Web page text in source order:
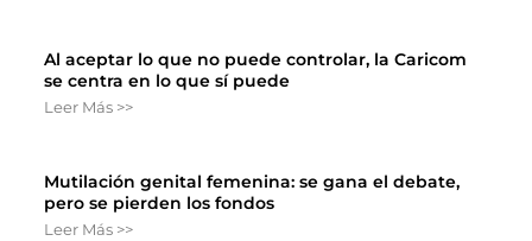
Al aceptar lo que no puede controlar, la Caricom
se centra en lo que sí puede
Leer Más >>
Mutilación genital femenina: se gana el debate,
pero se pierden los fondos
Leer Más >>